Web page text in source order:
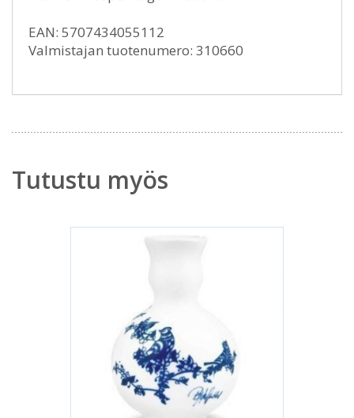
EAN: 5707434055112
Valmistajan tuotenumero: 310660
Tutustu myös